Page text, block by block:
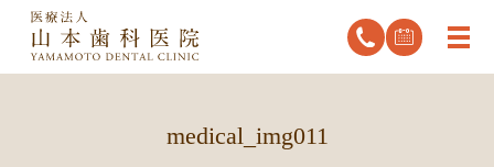
メ
medical_img011